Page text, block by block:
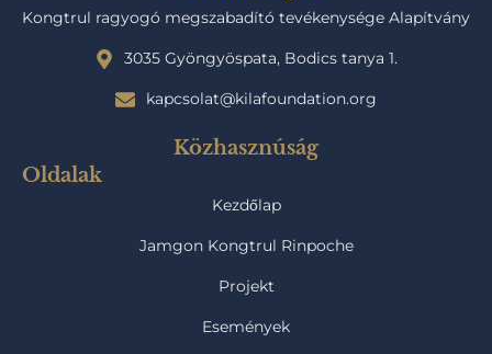
Kongtrul ragyogó megszabadító tevékenysége Alapítvány
3035 Gyöngyöspata, Bodics tanya 1.
kapcsolat@kilafoundation.org
Közhasznúság
Oldalak
Kezdőlap
Jamgon Kongtrul Rinpoche
Projekt
Események